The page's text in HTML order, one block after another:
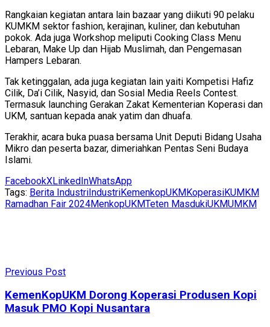
Rangkaian kegiatan antara lain bazaar yang diikuti 90 pelaku
KUMKM sektor fashion, kerajinan, kuliner, dan kebutuhan
pokok. Ada juga Workshop meliputi Cooking Class Menu
Lebaran, Make Up dan Hijab Muslimah, dan Pengemasan
Hampers Lebaran.
Tak ketinggalan, ada juga kegiatan lain yaiti Kompetisi Hafiz
Cilik, Da’i Cilik, Nasyid, dan Sosial Media Reels Contest.
Termasuk launching Gerakan Zakat Kementerian Koperasi dan
UKM, santuan kepada anak yatim dan dhuafa.
Terakhir, acara buka puasa bersama Unit Deputi Bidang Usaha
Mikro dan peserta bazar, dimeriahkan Pentas Seni Budaya
Islami.
FacebookXLinkedInWhatsApp
Tags: Berita IndustriIndustriKemenkopUKMKoperasiKUMKM
Ramadhan Fair 2024MenkopUKMTeten MasdukiUKMUMKM
Previous Post
KemenKopUKM Dorong Koperasi Produsen Kopi
Masuk PMO Kopi Nusantara